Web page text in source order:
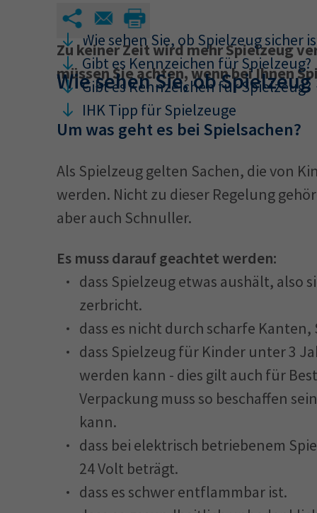
Zu keiner Zeit wird mehr Spielzeug
müssen Sie achten, wenn bei Ihnen
Wie sehen Sie, ob Spielzeug sicher
Gibt es Kennzeichen für Spielzeug?
Gibt es Kennzeichen für Spielzeug?
IHK Tipp für Spielzeuge
Wie sehen Sie, ob
Um was geht es bei Spielsachen?
Als Spielzeug gelten Sachen, die von
werden. Nicht zu dieser Regelung
aber auch Schnuller.
Es muss darauf geachtet werden:
dass Spielzeug etwas aushält,
zerbricht.
dass es nicht durch scharfe
dass Spielzeug für Kinder unter 3
werden kann - dies gilt auch für
Verpackung muss so beschaffen
kann.
dass bei elektrisch betriebenem
24 Volt beträgt.
dass es schwer entflammbar ist.